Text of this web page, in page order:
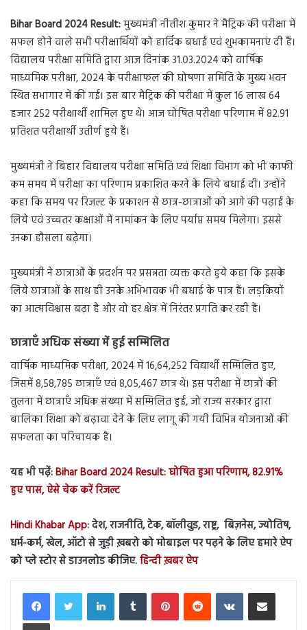
Bihar Board 2024 Result:मुख्यमंत्री नीतीश कुमार ने मैट्रिक की परीक्षा में
सफल होने वाले सभी परीक्षार्थियों को हार्दिक बधाई एवं शुभकामनाएं दी हैं।
विद्यालय परीक्षा समिति द्वारा आज दिनांक 31.03.2024 को वार्षिक
माध्यमिक परीक्षा, 2024 के परीक्षाफल की घोषणा समिति के मुख्य भवन
स्थित सभागार में की गई। इस बार मैट्रिक की परीक्षा में कुल 16 लाख 64
हजार 252 परीक्षार्थी शामिल हुए थे। आज घोषित परीक्षा परिणाम में 82.91
प्रतिशत परीक्षार्थी उतीर्ण हुये हैं।
मुख्यमंत्री ने बिहार विद्यालय परीक्षा समिति एवं शिक्षा विभाग को भी काफी
कम समय में परीक्षा का परिणाम प्रकाशित करने के लिये बधाई दी। उन्होंने
कहा कि समय पर रिजल्ट के प्रकाशन से छात्र-छात्राओं को आगे की पढ़ाई के
लिये एवं उच्चतर कक्षाओं में नामांकन के लिए पर्याप्त समय मिलेगा। इससे
उनका हौसला बढ़ेगा।
मुख्यमंत्री ने छात्राओं के प्रदर्शन पर प्रसन्नता व्यक्त करते हुये कहा कि इसके
लिये छात्राओं के साथ ही उनके अभिभावक भी बधाई के पात्र हैं। लड़कियों
का आत्मविश्वास बढ़ा है और वो हर क्षेत्र में निरंतर प्रगति कर रही हैं।
छात्राएँ अधिक संख्या में हुई सम्मिलित
वार्षिक माध्यमिक परीक्षा, 2024 में 16,64,252 विद्यार्थी सम्मिलित हुए,
जिसमें 8,58,785 छात्राएँ एवं 8,05,467 छात्र थे। इस परीक्षा में छात्रों की
तुलना में छात्राएँ अधिक संख्या में सम्मिलित हुई, जो राज्य सरकार द्वारा
बालिका शिक्षा को बढ़ावा देने के लिए लागू की गयी विभिन्न योजनाओं की
सफलता का परिचायक है।
यह भी पढ़ें:Bihar Board 2024 Result: घोषित हुआ परिणाम, 82.91%
हुए पास, ऐसे चेक करें रिजल्ट
Hindi Khabar App: देश, राजनीति, टेक, बॉलीवुड, राष्ट्र, बिज़नेस, ज्योतिष,
धर्म-कर्म, खेल, ऑटो से जुड़ी ख़बरो को मोबाइल पर पढ़ने के लिए हमारे ऐप
को प्ले स्टोर से डाउनलोड कीजिए.हिन्दी ख़बर ऐप
LinkedInTumblr PinterestReddit VKontakteShare via Email
Print